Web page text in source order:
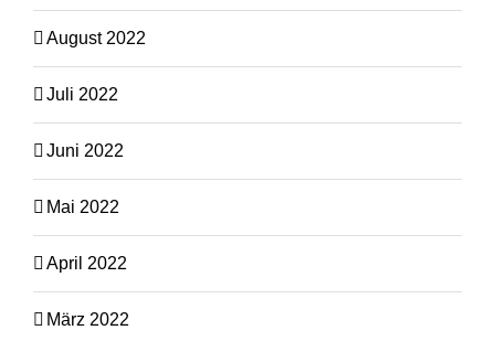
August 2022
Juli 2022
Juni 2022
Mai 2022
April 2022
März 2022